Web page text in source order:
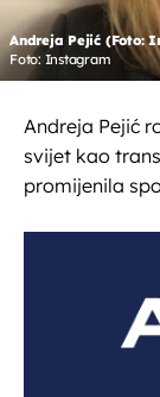
Andreja Pejić (Foto:
Foto: Instagram
Andreja Pejić
svijet kao
promijenila